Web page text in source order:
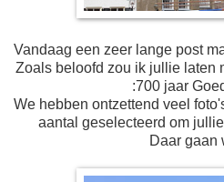
Vandaag een zeer lange post
Zoals beloofd zou ik jullie laten
:700 jaar
We hebben ontzettend veel
aantal geselecteerd om
Daar gaan